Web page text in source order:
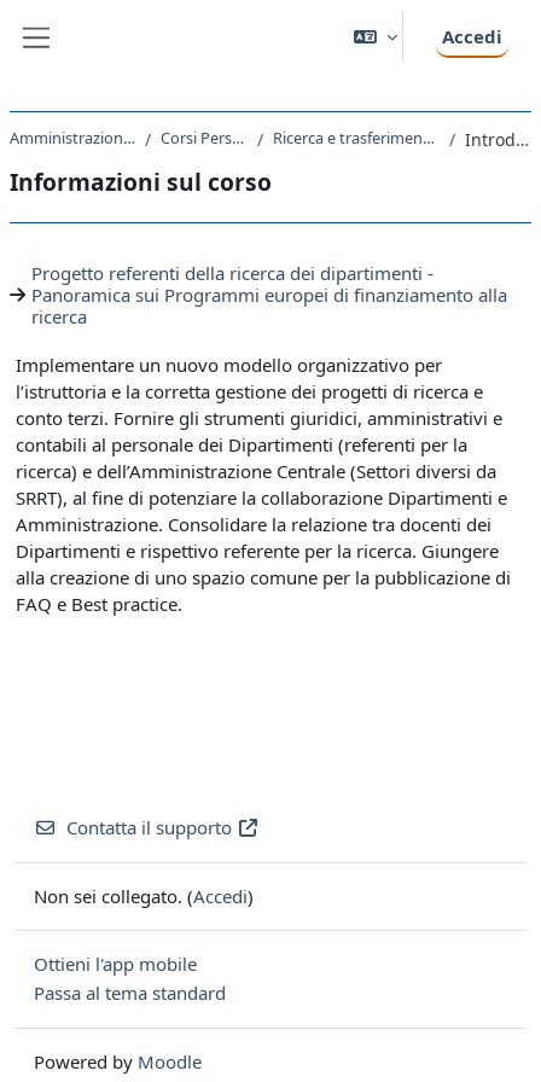
Accedi
Amministrazione Centrale Corsi Personale T-A Ricerca e trasferimento tecnologico Introduzione
Informazioni sul corso
Progetto referenti della ricerca dei dipartimenti -
Panoramica sui Programmi europei di finanziamento alla
ricerca
Implementare un nuovo modello organizzativo per
l’istruttoria e la corretta gestione dei progetti di ricerca e
conto terzi. Fornire gli strumenti giuridici, amministrativi e
contabili al personale dei Dipartimenti (referenti per la
ricerca) e dell’Amministrazione Centrale (Settori diversi da
SRRT), al fine di potenziare la collaborazione Dipartimenti e
Amministrazione. Consolidare la relazione tra docenti dei
Dipartimenti e rispettivo referente per la ricerca. Giungere
alla creazione di uno spazio comune per la pubblicazione di
FAQ e Best practice.
Contatta il supporto
Non sei collegato. (Accedi)
Ottieni l'app mobile
Passa al tema standard
Powered by Moodle